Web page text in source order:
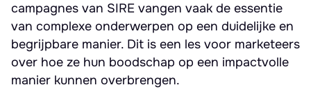
campagnes van SIRE vangen vaak de essentie
van complexe onderwerpen op een duidelijke en
begrijpbare manier. Dit is een les voor marketeers
over hoe ze hun boodschap op een impactvolle
manier kunnen overbrengen.